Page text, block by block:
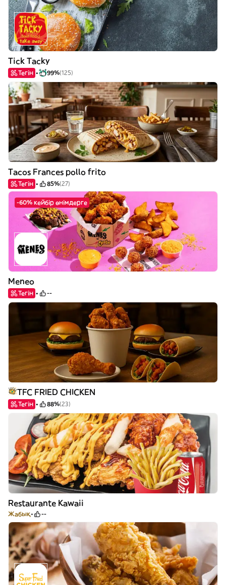
Tick Tacky
Тегін 99%(125)
Tacos Frances pollo frito
Тегін 85%(27)
-60% кейбір өнімдерге
Meneo
Тегін --
TFC FRIED CHICKEN
Тегін 88%(23)
Restaurante Kawaii
Жабық --